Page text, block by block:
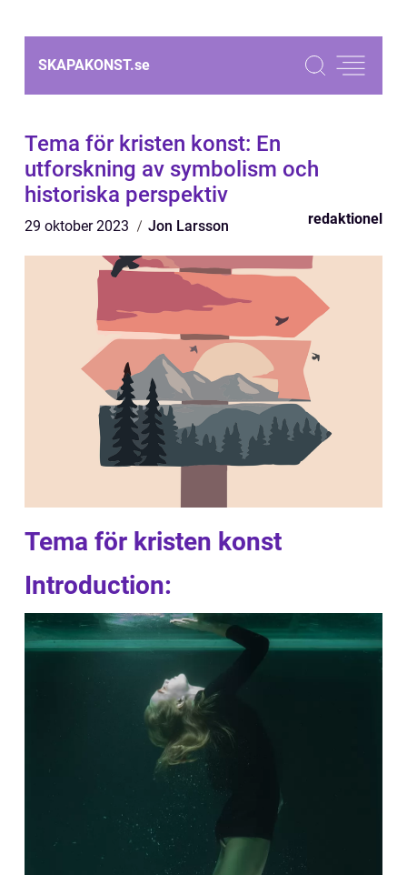
SKAPAKONST.se
Tema för kristen konst: En
utforskning av symbolism och
historiska perspektiv
29 oktober 2023 Jon Larsson redaktionel
Tema för kristen konst
Introduction: